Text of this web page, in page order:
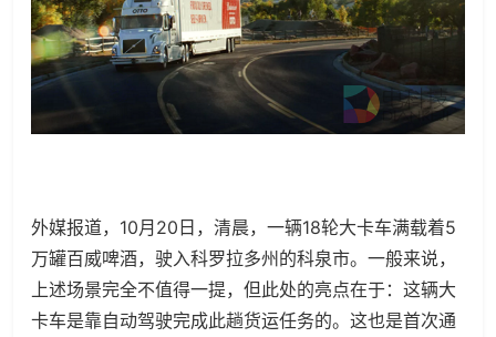
外媒报道，10月20日，清晨，一辆18轮大卡车满载着5
万罐百威啤酒，驶入科罗拉多州的科泉市。一般来说，
上述场景完全不值得一提，但此处的亮点在于：这辆大
卡车是靠自动驾驶完成此趟货运任务的。这也是首次通